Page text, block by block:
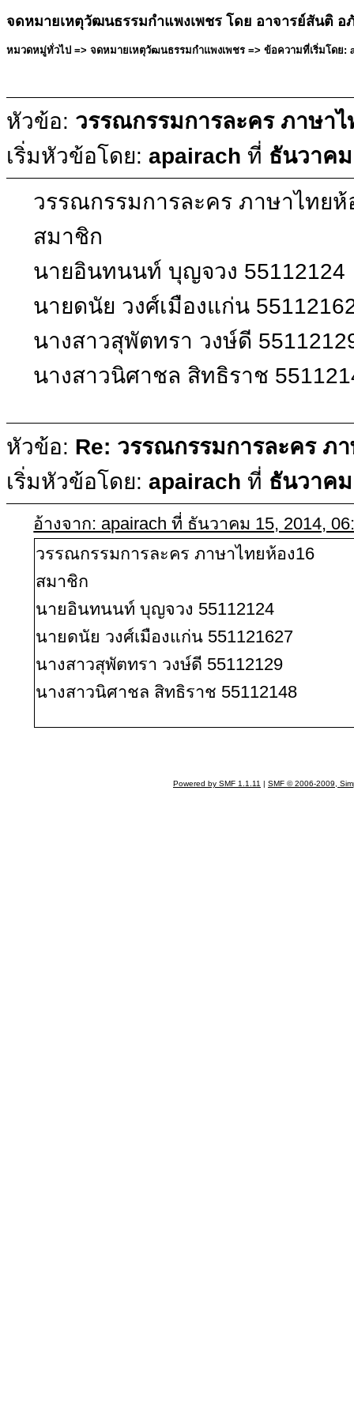
จดหมายเหตุวัฒนธรรมกำแพงเพชร โดย อาจารย์สันติ อ
หมวดหมู่ทั่วไป => จดหมายเหตุวัฒนธรรมกำแพงเพชร => ข้อความที่เริ่มโดย:
หัวข้อ: วรรณกรรมการละคร ภาษาไ
เริ่มหัวข้อโดย: apairach ที่ ธันวาค
วรรณกรรมการละคร ภาษาไทยห้
สมาชิก
นายอินทนนท์ บุญจวง 55112124
นายดนัย วงศ์เมืองแก่น
นางสาวสุพัตทรา วงษ์ดี
นางสาวนิศาชล สิทธิราช
หัวข้อ: Re: วรรณกรรมการละคร ภ
เริ่มหัวข้อโดย: apairach ที่ ธันวาค
อ้างจาก: apairach ที่ ธันวาคม 15, 2014,
วรรณกรรมการละคร ภาษาไทยห้อง16
สมาชิก
นายอินทนนท์ บุญจวง 55112124
นายดนัย วงศ์เมืองแก่น 551121627
นางสาวสุพัตทรา วงษ์ดี 55112129
นางสาวนิศาชล สิทธิราช 55112148
Powered by SMF 1.1.11 | SMF © 2006-2009,